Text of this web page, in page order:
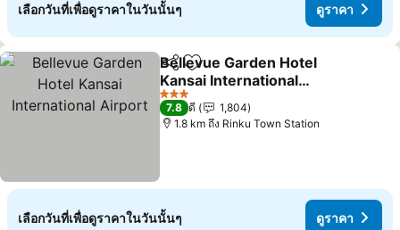
เลือกวันที่เพื่อดูราคาในวันนั้นๆ ดูราคา
แชร์ เพิ่มในรายการโปรด
Bellevue Garden Hotel
Kansai International
Airport
3 ดาว
7.8 ดี
1,804
1.8 km ถึง Rinku Town Station
เลือกวันที่เพื่อดูราคาในวันนั้นๆ ดูราคา